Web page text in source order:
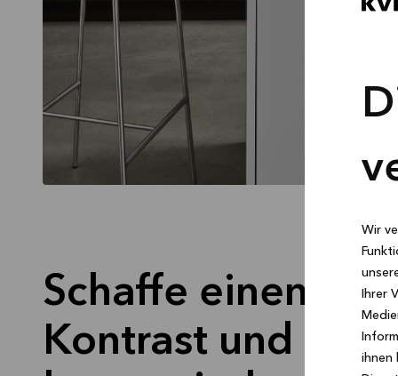
Wir
Ihrer
ihnen
Schaffe einen
Kontrast und eine